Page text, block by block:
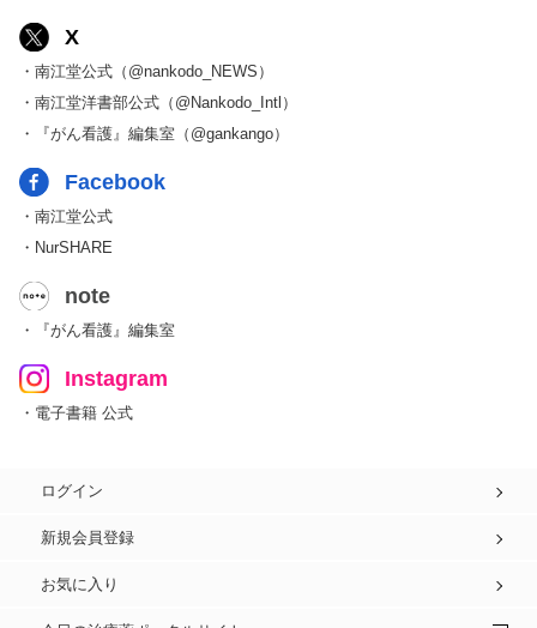
X
・南江堂公式（@nankodo_NEWS）
・南江堂洋書部公式（@Nankodo_Intl）
・『がん看護』編集室（@gankango）
Facebook
・南江堂公式
・NurSHARE
note
・『がん看護』編集室
Instagram
・電子書籍 公式
ログイン
新規会員登録
お気に入り